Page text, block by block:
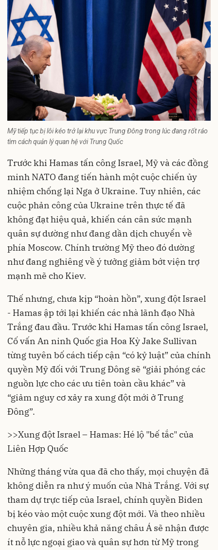
Mỹ tiếp tục bị lôi kéo trở lại khu vực Trung Đông trong lúc đang rốt ráo
tìm cách quản lý quan hệ với Trung Quốc
Trước khi Hamas tấn công Israel, Mỹ và các đồng
minh NATO đang tiến hành một cuộc chiến ủy
nhiệm chống lại Nga ở Ukraine. Tuy nhiên, các
cuộc phản công của Ukraine trên thực tế đã
không đạt hiệu quả, khiến cán cân sức mạnh
quân sự dường như đang dần dịch chuyển về
phía Moscow. Chính trường Mỹ theo đó dường
như đang nghiêng về ý tưởng giảm bớt viện trợ
mạnh mẽ cho Kiev.
Thế nhưng, chưa kịp “hoàn hồn”, xung đột Israel
- Hamas ập tới lại khiến các nhà lãnh đạo Nhà
Trắng đau đầu. Trước khi Hamas tấn công Israel,
Cố vấn An ninh Quốc gia Hoa Kỳ Jake Sullivan
từng tuyên bố cách tiếp cận “có kỷ luật” của chính
quyền Mỹ đối với Trung Đông sẽ “giải phóng các
nguồn lực cho các ưu tiên toàn cầu khác” và
“giảm nguy cơ xảy ra xung đột mới ở Trung
Đông”.
>>Xung đột Israel – Hamas: Hé lộ "bế tắc" của
Liên Hợp Quốc
Những tháng vừa qua đã cho thấy, mọi chuyện đã
không diễn ra như ý muốn của Nhà Trắng. Với sự
tham dự trực tiếp của Israel, chính quyền Biden
bị kéo vào một cuộc xung đột mới. Và theo nhiều
chuyên gia, nhiều khả năng châu Á sẽ nhận được
ít nỗ lực ngoại giao và quân sự hơn từ Mỹ trong